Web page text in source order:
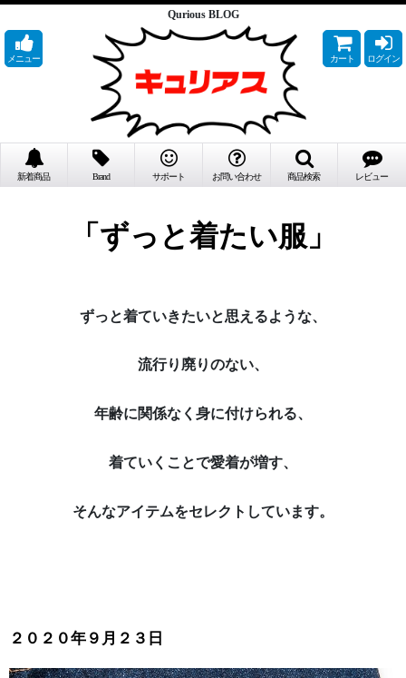
Qurious BLOG
「ずっと着たい服」
ずっと着ていきたいと思えるような、
流行り廃りのない、
年齢に関係なく身に付けられる、
着ていくことで愛着が増す、
そんなアイテムをセレクトしています。
メニュー カート ログイン
新着商品 Brand サポート お問い合わせ 商品検索 レビュー
２０２０年９月２３日